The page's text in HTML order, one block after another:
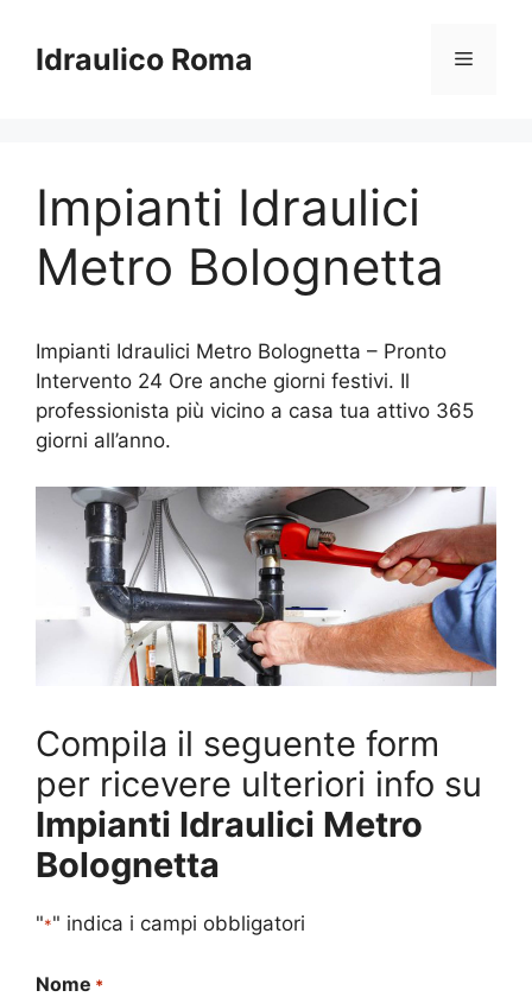
contenuto
Idraulico Roma Menu
Impianti Idraulici
Metro Bolognetta
Impianti Idraulici Metro Bolognetta – Pronto
Intervento 24 Ore anche giorni festivi. Il
professionista più vicino a casa tua attivo 365
giorni all’anno.
Compila il seguente form
per ricevere ulteriori info su
Impianti Idraulici Metro
Bolognetta
"*" indica i campi obbligatori
Nome *